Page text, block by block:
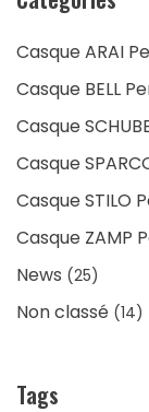
Casque ARAI
Casque BELL
Casque
Casque
Casque STILO
Casque ZAMP
News (25)
Non classé (14)
Tags